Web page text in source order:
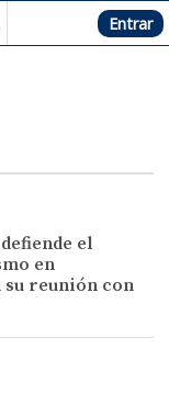
Hemeroteca Entrar
el
en
reunión con